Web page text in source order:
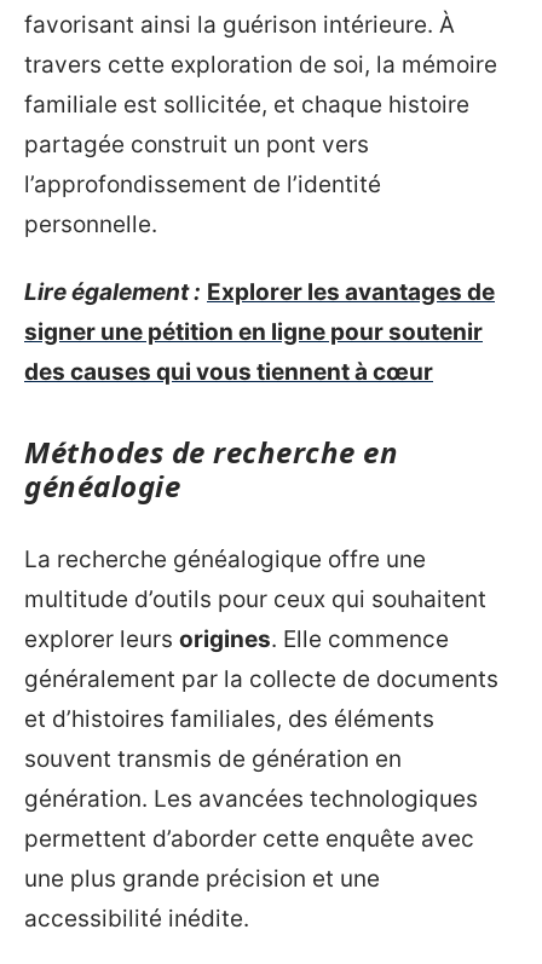
favorisant ainsi la guérison intérieure. À
travers cette exploration de soi, la mémoire
familiale est sollicitée, et chaque histoire
partagée construit un pont vers
l’approfondissement de l’identité
personnelle.
Lire également : Explorer les avantages de
signer une pétition en ligne pour soutenir
des causes qui vous tiennent à cœur
Méthodes de recherche en
généalogie
La recherche généalogique offre une
multitude d’outils pour ceux qui souhaitent
explorer leurs origines. Elle commence
généralement par la collecte de documents
et d’histoires familiales, des éléments
souvent transmis de génération en
génération. Les avancées technologiques
permettent d’aborder cette enquête avec
une plus grande précision et une
accessibilité inédite.